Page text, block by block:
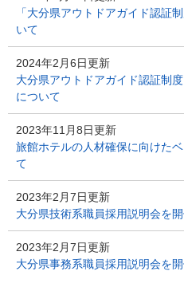
「大分県アウトドアガイド認証
いて
2024年2月6日更新
大分県アウトドアガイド認証制
について
2023年11月8日更新
旅館ホテルの人材確保に向けた
て
2023年2月7日更新
大分県技術系職員採用説明会を
2023年2月7日更新
大分県事務系職員採用説明会を